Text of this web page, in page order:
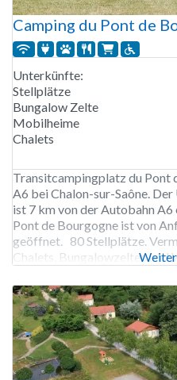
Camping du Pont de
Unterkünfte:
Stellplätze
Bungalow Zelte
Mobilheime
Chalets
Transitcampingplatz du Pont
A6 bei Chalon-sur-Saône.
ist 7 km von der Autobahn
Pont de Bourgogne ist von
geöffnet. 80 Stellplätze.
Chalets, Bungalowzelten und